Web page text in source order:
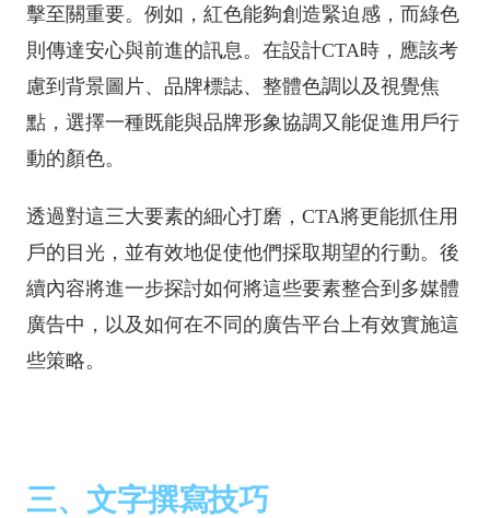
擊至關重要。例如，紅色能夠創造緊迫感，而綠色
則傳達安心與前進的訊息。在設計CTA時，應該考
慮到背景圖片、品牌標誌、整體色調以及視覺焦
點，選擇一種既能與品牌形象協調又能促進用戶行
動的顏色。
透過對這三大要素的細心打磨，CTA將更能抓住用
戶的目光，並有效地促使他們採取期望的行動。後
續內容將進一步探討如何將這些要素整合到多媒體
廣告中，以及如何在不同的廣告平台上有效實施這
些策略。
三、文字撰寫技巧